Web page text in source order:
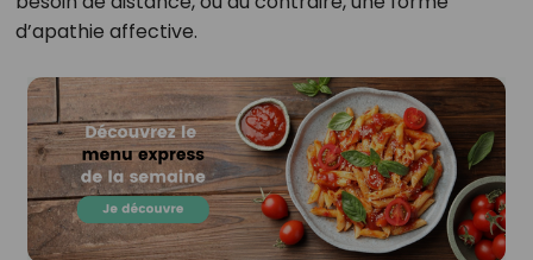
d’apathie affective.